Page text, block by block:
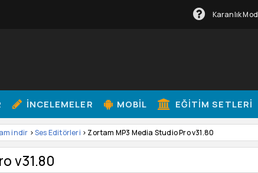
Karanlık Mod
İNCELEMELER MOBIL EĞITIM SETLERI
indir >Ses Editörleri > Zortam MP3 Media Studio Pro v31.80
v31.80